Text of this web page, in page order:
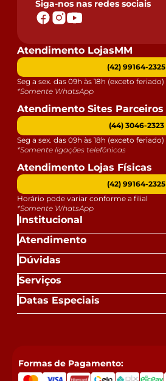
Siga-nos nas redes sociais
Institucional
Atendimento
Dúvidas
Serviços
Datas Especiais
Atendimento LojasMM
(42) 99164-2325
Seg a sex. das 09h às 18h (exceto feriado)
*Somente WhatsApp
Atendimento Sites Parceiros
(44) 3046-2323
Seg a sex. das 09h às 18h (exceto feriado)
*Somente ligações telefônicas
Atendimento Lojas Físicas
(42) 99164-2325
Horário pode variar conforme a filial
*Somente WhatsApp
Formas de Pagamento: